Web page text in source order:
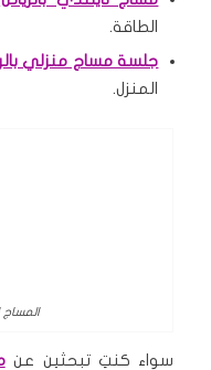
الطاقة.
جلسة مساج منزلي
المنزل.
المساج
سواء كنتِ تبحثين عن